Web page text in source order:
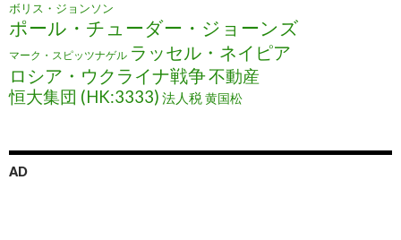
ボリス・ジョンソン
ポール・チューダー・ジョーンズ
マーク・スピッツナゲル ラッセル・ネイピア
ロシア・ウクライナ戦争不動産
恒大集団 (HK:3333) 法人税黄国松
AD